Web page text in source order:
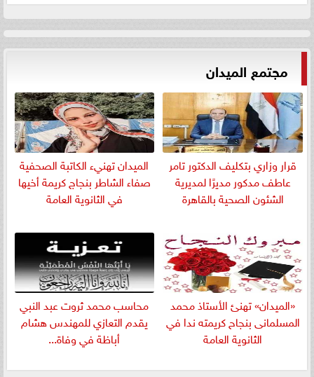
مجتمع الميدان
قرار وزاري بتكليف الدكتور تامر
عاطف مدكور مديرًا لمديرية
الشئون الصحية بالقاهرة
الميدان تهنيء الكاتبة الصحفية
صفاء الشاطر بنجاج كريمة أخيها
في الثانوية العامة
«الميدان» تهنئ الأستاذ محمد
المسلمانى بنجاح كريمته ندا في
الثانوية العامة
​محاسب محمد ثروت عبد النبي
يقدم التعازي للمهندس هشام
أباظة في وفاة...